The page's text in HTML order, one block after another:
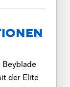
Beyblade
der Elite